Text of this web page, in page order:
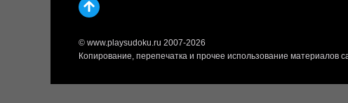
© www.playsudoku.ru 2007-2026
Копирование, перепечатка и прочее использование материалов